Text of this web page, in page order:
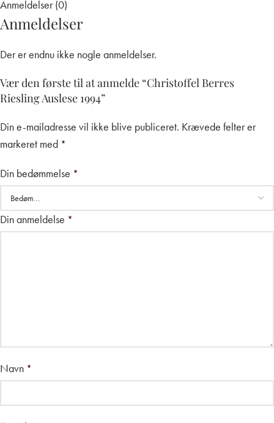
Anmeldelser (0)
Anmeldelser
Der er endnu ikke nogle anmeldelser.
Vær den første til at anmelde “Christoffel Berres
Riesling Auslese 1994”
Din e-mailadresse vil ikke blive publiceret. Krævede felter er
markeret med *
Din bedømmelse *
Din anmeldelse *
Navn *